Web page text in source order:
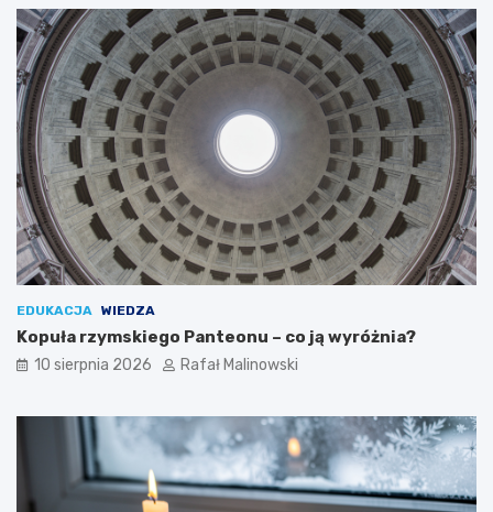
EDUKACJA WIEDZA
Kopuła rzymskiego Panteonu – co ją wyróżnia?
10 sierpnia 2026 Rafał Malinowski